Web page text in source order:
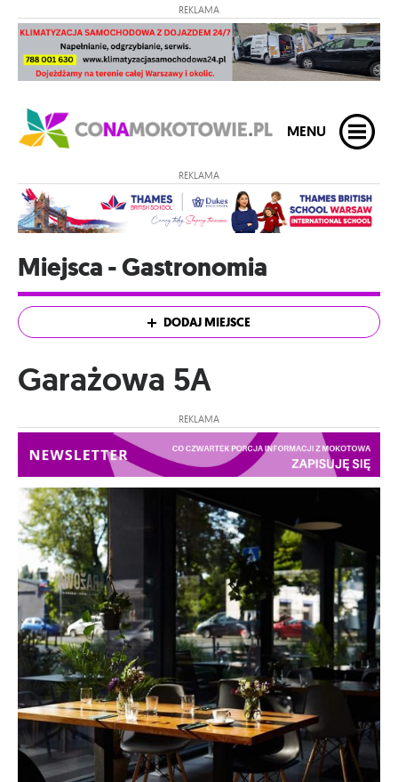
REKLAMA
MENU
REKLAMA
Miejsca - Gastronomia
DODAJ MIEJSCE
Garażowa 5A
REKLAMA